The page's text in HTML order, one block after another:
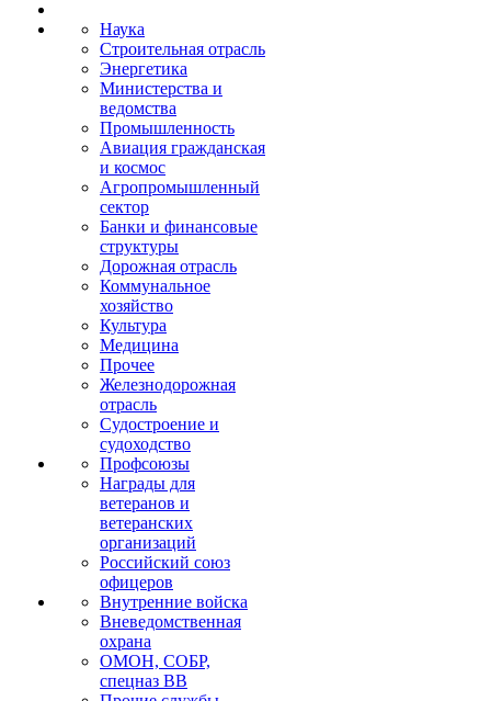
Наука
Строительная отрасль
Энергетика
Министерства и
ведомства
Промышленность
Авиация гражданская
и космос
Агропромышленный
сектор
Банки и финансовые
структуры
Дорожная отрасль
Коммунальное
хозяйство
Культура
Медицина
Прочее
Железнодорожная
отрасль
Судостроение и
судоходство
Профсоюзы
Награды для
ветеранов и
ветеранских
организаций
Российский союз
офицеров
Внутренние войска
Вневедомственная
охрана
ОМОН, СОБР,
спецназ ВВ